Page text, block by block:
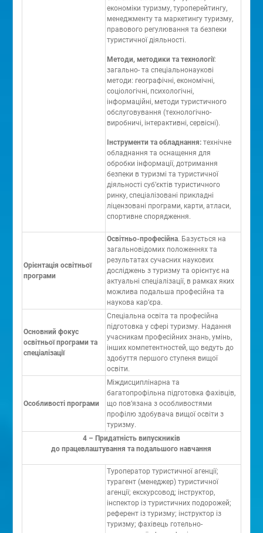
економіки туризму, туроперейтингу,
менеджменту та маркетингу туризму,
правового регулювання та безпеки
туристичної діяльності.
Методи, методики та технології:
загально- та спеціальнонаукові
методи: географічні, економічні,
соціологічні, психологічні,
інформаційні, методи туристичного
обслуговування (технологічно-
виробничі, інтерактивні, сервісні).
Інструменти та обладнання:технічне
обладнання та оснащення для
обробки інформації, дотримання
безпеки в туризмі та туристичної
діяльності суб’єктів туристичного
ринку, спеціалізовані прикладні
ліцензовані програми, карти, атласи,
спортивне спорядження.
Орієнтація освітньої
програми
Освітньо-професійна. Базується на
загальновідомих положеннях та
результатах сучасних наукових
досліджень з туризму та орієнтує на
актуальні спеціалізації, в рамках яких
можлива подальша професійна та
наукова кар’єра.
Основний фокус
освітньої програми та
спеціалізації
Спеціальна освіта та професійна
підготовка у сфері туризму. Надання
учасникам професійних знань, умінь,
інших компетентностей, що ведуть до
здобуття першого ступеня вищої
освіти.
Особливості програми
Міждисциплінарна та
багатопрофільна підготовка фахівців,
що пов’язана з особливостями
профілю здобувача вищої освіти з
туризму.
4 – Придатність випускників
до працевлаштування та подальшого навчання
Туроператор туристичної агенції;
турагент (менеджер) туристичної
агенції; екскурсовод; інструктор,
інспектор із туристичних подорожей;
референт із туризму; інструктор із
туризму; фахівець готельно-